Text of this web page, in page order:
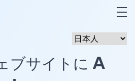
ブサイトに A